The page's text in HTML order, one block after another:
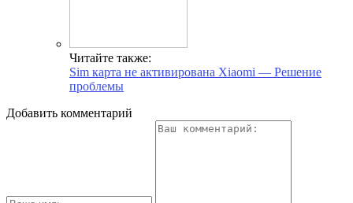
Читайте также:
Sim карта не активирована Xiaomi — Решение
проблемы
Добавить комментарий